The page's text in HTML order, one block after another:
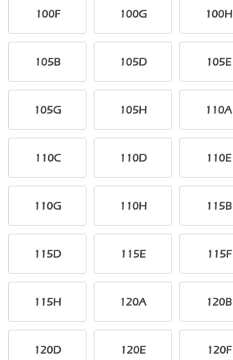
100F 100G 100H
105B 105D 105E
105G 105H 110A
110C 110D 110E
110G 110H 115B
115D 115E 115F
115H 120A 120B
120D 120E 120F